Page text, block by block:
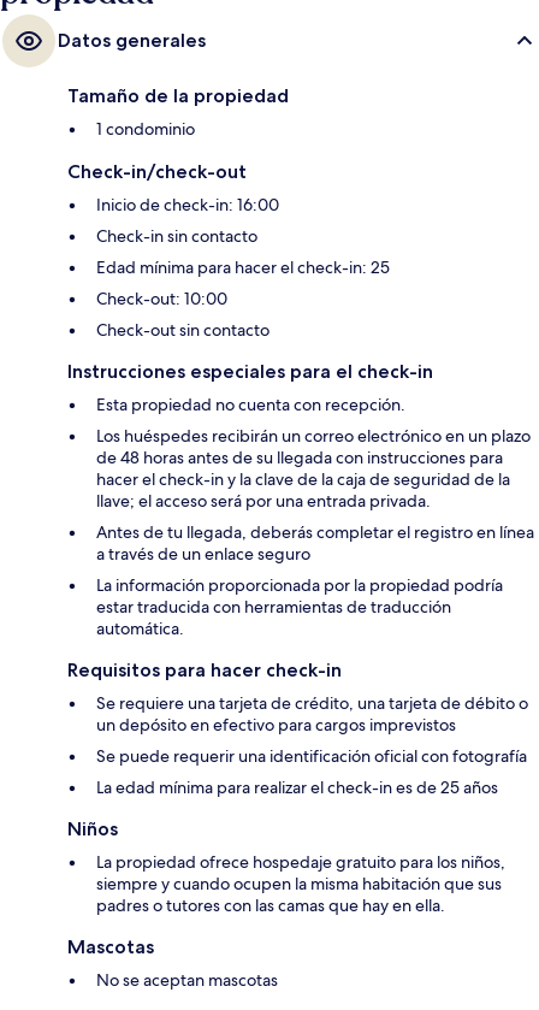
Datos generales
Tamaño de la propiedad
1 condominio
Check-in/check-out
Inicio de check-in: 16:00
Check-in sin contacto
Edad mínima para hacer el check-in: 25
Check-out: 10:00
Check-out sin contacto
Instrucciones especiales para el check-in
Esta propiedad no cuenta con recepción.
Los huéspedes recibirán un correo electrónico en un plazo
de 48 horas antes de su llegada con instrucciones para
hacer el check-in y la clave de la caja de seguridad de la
llave; el acceso será por una entrada privada.
Antes de tu llegada, deberás completar el registro en línea
a través de un enlace seguro
La información proporcionada por la propiedad podría
estar traducida con herramientas de traducción
automática.
Requisitos para hacer check-in
Se requiere una tarjeta de crédito, una tarjeta de débito o
un depósito en efectivo para cargos imprevistos
Se puede requerir una identificación oficial con fotografía
La edad mínima para realizar el check-in es de 25 años
Niños
La propiedad ofrece hospedaje gratuito para los niños,
siempre y cuando ocupen la misma habitación que sus
padres o tutores con las camas que hay en ella.
Mascotas
No se aceptan mascotas